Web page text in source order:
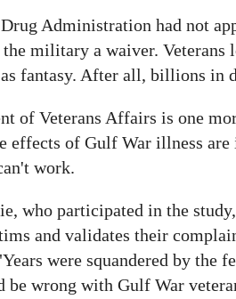
Administration had not
the military a waiver. Veterans
fantasy. After all, billions in
of Veterans Affairs is one
effects of Gulf War illness
work.
who participated in the
and validates their
were squandered by the
be wrong with Gulf War